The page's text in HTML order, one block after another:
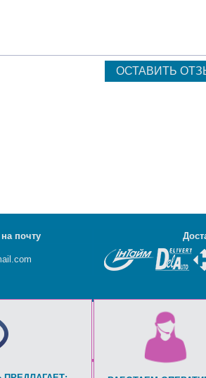
почту Д